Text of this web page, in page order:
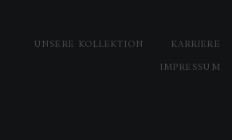
UNSERE KOLLEKTION KARRIERE
IMPRESSUM